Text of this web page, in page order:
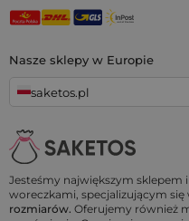
Jesteśmy największym
woreczkami, specjalizującym się
rozmiarów. Oferujemy również
Nasze sklepy w Europie
saketos.pl